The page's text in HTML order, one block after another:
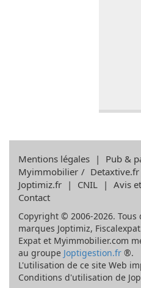
Mentions légales | Pub &
Myimmobilier / Detaxtive.fr
Joptimiz.fr | CNIL | Avis
Contact
Copyright © 2006-2026. Tous
marques Joptimiz,
Expat et Myimmobilier.com
au groupe Joptigestion.fr ®.
L'utilisation de ce site Web
Conditions d'utilisation de